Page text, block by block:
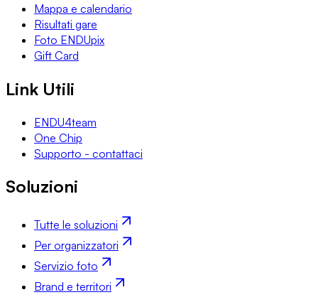
Mappa e calendario
Risultati gare
Foto ENDUpix
Gift Card
Link Utili
ENDU4team
One Chip
Supporto - contattaci
Soluzioni
Tutte le soluzioni
Per organizzatori
Servizio foto
Brand e territori